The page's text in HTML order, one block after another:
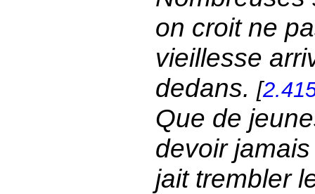
on croit ne
vieillesse
dedans. [
Que de
devoir
jait trembler